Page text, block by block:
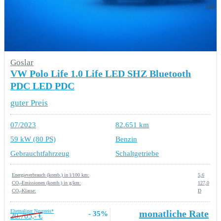
Goslar
VW Polo Life 1.0 Life LED SHZ Bluetooth
PDC LED PDC
guter Preis
07/2023
82.651 km
59 kW (80 PS)
Benzin
Gebrauchtfahrzeug
Schaltgetriebe
Energieverbrauch (komb.) in l/100 km:
5,6
CO₂-Emissionen (komb.) in g/km:
127,0
CO₂-Klasse:
D
Ehemaliger Neupreis*
20.705,- € - 35% monatliche Rate